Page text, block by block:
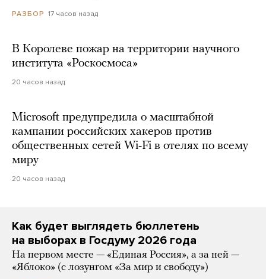
РАЗБОР 17 часов назад
В Королеве пожар на территории научного
института «Роскосмоса»
20 часов назад
Microsoft предупредила о масштабной
кампании российских хакеров против
общественных сетей Wi-Fi в отелях по всему
миру
20 часов назад
Как будет выглядеть бюллетень
на выборах в Госдуму 2026 года
На первом месте — «Единая Россия», а за ней —
«Яблоко» (с лозунгом «За мир и свободу»)